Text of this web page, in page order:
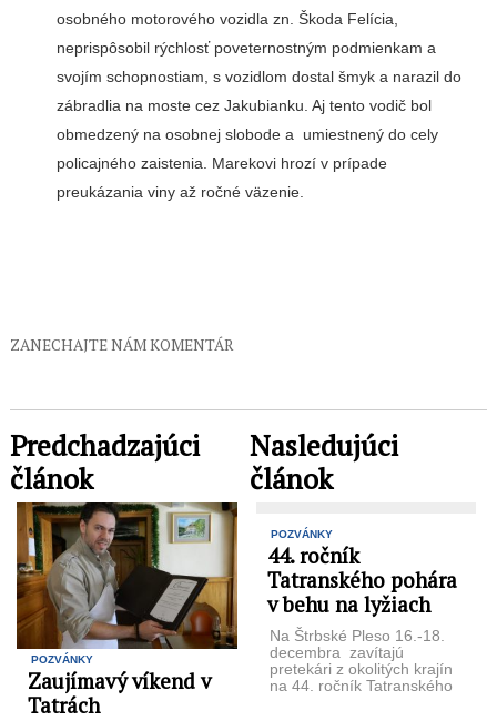
osobného motorového vozidla zn. Škoda Felícia,
neprispôsobil rýchlosť poveternostným podmienkam a
svojím schopnostiam, s vozidlom dostal šmyk a narazil do
zábradlia na moste cez Jakubianku. Aj tento vodič bol
obmedzený na osobnej slobode a umiestnený do cely
policajného zaistenia. Marekovi hrozí v prípade
preukázania viny až ročné väzenie.
ZANECHAJTE NÁM KOMENTÁR
Predchadzajúci
článok
POZVÁNKY
Zaujímavý víkend v
Tatrách
Nasledujúci
článok
POZVÁNKY
44. ročník
Tatranského pohára
v behu na lyžiach
Na Štrbské Pleso 16.-18.
decembra zavítajú
pretekári z okolitých krajín
na 44. ročník Tatranského